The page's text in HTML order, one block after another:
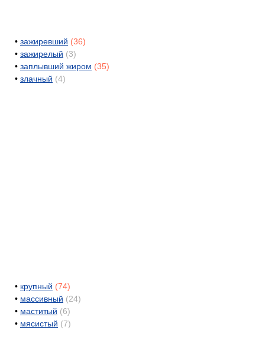
• зажиревший (36)
• зажирелый (3)
• заплывший жиром (35)
• злачный (4)
• крупный (74)
• массивный (24)
• маститый (6)
• мясистый (7)